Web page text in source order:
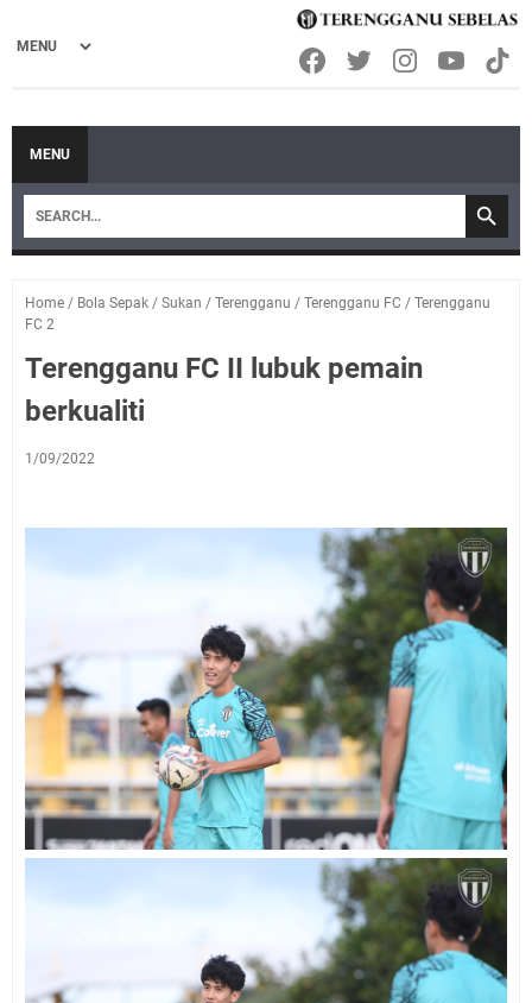
MENU
Home / Bola Sepak / Sukan / Terengganu / Terengganu FC / Terengganu
FC 2
Terengganu FC II lubuk pemain
berkualiti
1/09/2022